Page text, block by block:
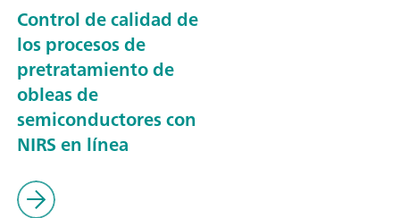
Control de calidad de
los procesos de
pretratamiento de
obleas de
semiconductores con
NIRS en línea